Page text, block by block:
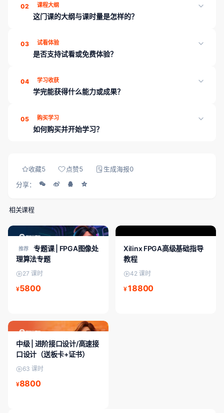
02 课程大纲
这门课的大纲与课时量是怎样的？
86 课时，页面「课程目录」可展开查看各章课时；学完可通过章节
测评巩固薄弱点。
03 试看体验
是否支持试看或免费体验？
方式，再决定是否购买。
04 学习收获
学完能获得什么能力或成果？
资料；学习进度云端同步；支持免费试看精选课时。平台另提供章
节测评、工程师工具箱与就业内推，帮助能力可证、对接岗位。
05 购买学习
如何购买并开始学习？
收藏5 点赞5 生成海报0
分享：
相关课程
推荐
专题课 | FPGA图像处
理算法专题
27 课时
¥5800
Xilinx FPGA高级基础指导
教程
42 课时
¥18800
中级 | 进阶接口设计/高速接
口设计（送板卡+证书）
63 课时
¥8800